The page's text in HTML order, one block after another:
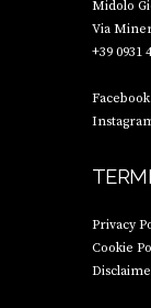
Midolo
Via
+39 0931
Facebook
Privacy
Cookie